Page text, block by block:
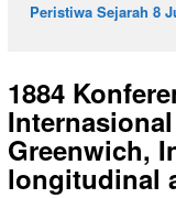
Peristiwa Sejarah 8
1884
Greenwich,
longitudinal